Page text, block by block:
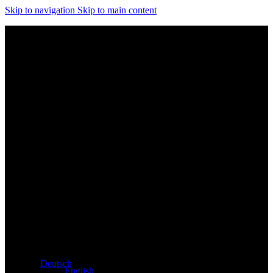
Skip to navigation Skip to main content
Deutsch
English